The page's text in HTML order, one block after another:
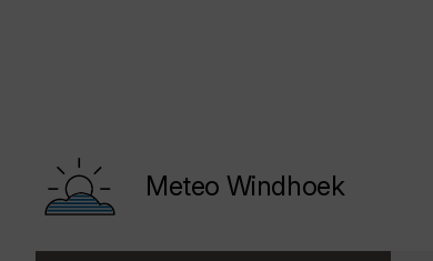
Meteo Windhoek